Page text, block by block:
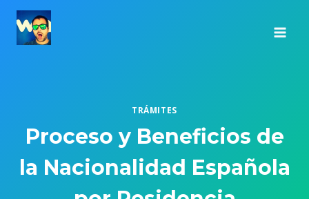
Saltar
contenido
TRÁMITES
Proceso y Beneficios de
la Nacionalidad Española